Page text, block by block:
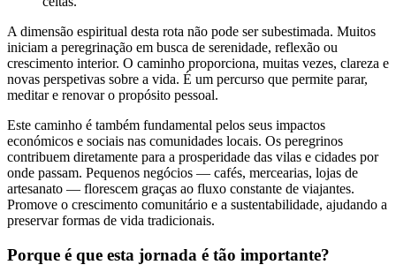
Trás-os-Montes e Alto Douro de Bicicleta - Top Bike Tours
A dimensão espiritual desta rota não pode ser subestimada. Muitos
iniciam a peregrinação em busca de serenidade, reflexão ou
crescimento interior. O caminho proporciona, muitas vezes, clareza e
novas perspetivas sobre a vida. É um percurso que permite parar,
meditar e renovar o propósito pessoal.
Este caminho é também fundamental pelos seus impactos
económicos e sociais nas comunidades locais. Os peregrinos
contribuem diretamente para a prosperidade das vilas e cidades por
onde passam. Pequenos negócios — cafés, mercearias, lojas de
artesanato — florescem graças ao fluxo constante de viajantes.
Promove o crescimento comunitário e a sustentabilidade, ajudando a
preservar formas de vida tradicionais.
Porque é que esta jornada é tão importante?